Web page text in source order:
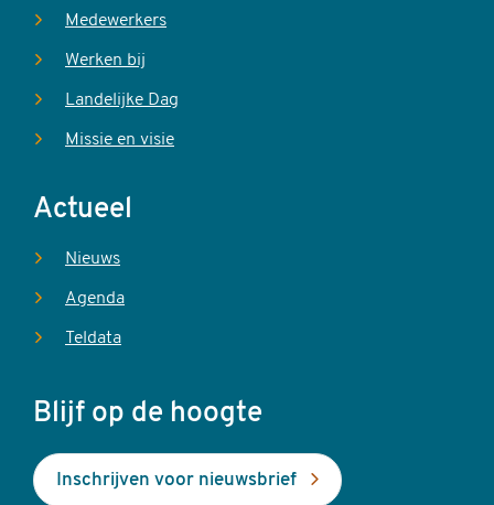
Medewerkers
Werken bij
Landelijke Dag
Missie en visie
Actueel
Nieuws
Agenda
Teldata
Blijf op de hoogte
Inschrijven voor nieuwsbrief